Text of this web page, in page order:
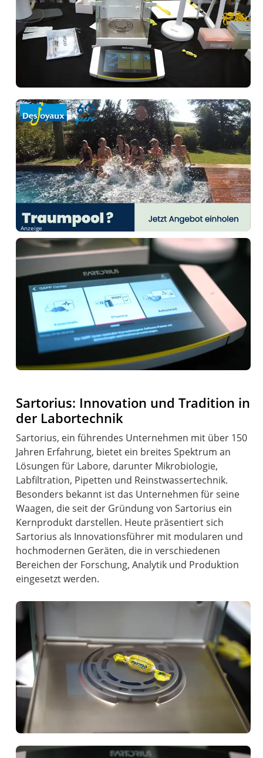
Anzeige
Sartorius: Innovation und Tradition in
der Labortechnik
Sartorius, ein führendes Unternehmen mit über 150
Jahren Erfahrung, bietet ein breites Spektrum an
Lösungen für Labore, darunter Mikrobiologie,
Labfiltration, Pipetten und Reinstwassertechnik.
Besonders bekannt ist das Unternehmen für seine
Waagen, die seit der Gründung von Sartorius ein
Kernprodukt darstellen. Heute präsentiert sich
Sartorius als Innovationsführer mit modularen und
hochmodernen Geräten, die in verschiedenen
Bereichen der Forschung, Analytik und Produktion
eingesetzt werden.